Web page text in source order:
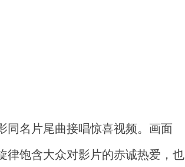
同名片尾曲接唱惊喜视频。画面
律饱含大众对影片的赤诚热爱，也